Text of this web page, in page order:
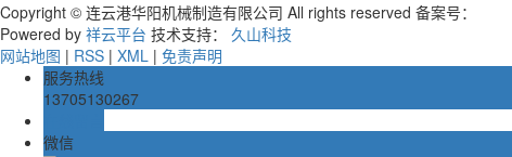
Copyright © 连云港华阳机械制造有限公司 All rights reserved 备案号：
Powered by 祥云平台 技术支持： 久山科技
网站地图 | RSS | XML | 免责声明
服务热线
13705130267
微信